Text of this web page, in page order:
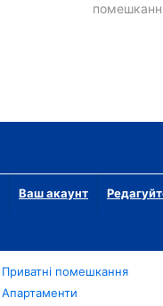
Ваш акаунт
Приватні помешкання
Апартаменти